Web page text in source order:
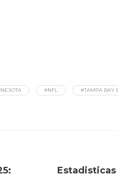
#NFL #TAMPA BAY